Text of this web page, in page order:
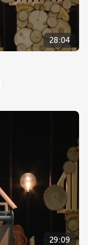
28:04
29:09